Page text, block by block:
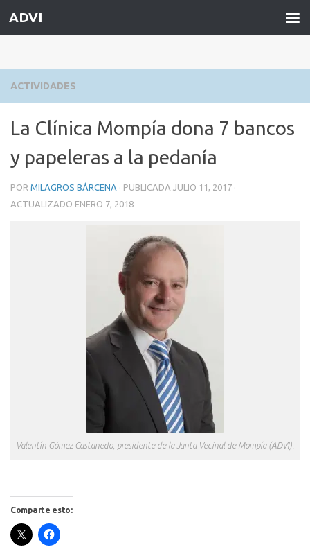
Saltar al contenido
ADVI
ACTIVIDADES
La Clínica Mompía dona 7 bancos
y papeleras a la pedanía
POR MILAGROS BÁRCENA · PUBLICADA JULIO 11, 2017 ·
ACTUALIZADO ENERO 7, 2018
Valentín Gómez Castanedo, presidente de la Junta Vecinal de Mompía (ADVI).
Comparte esto: